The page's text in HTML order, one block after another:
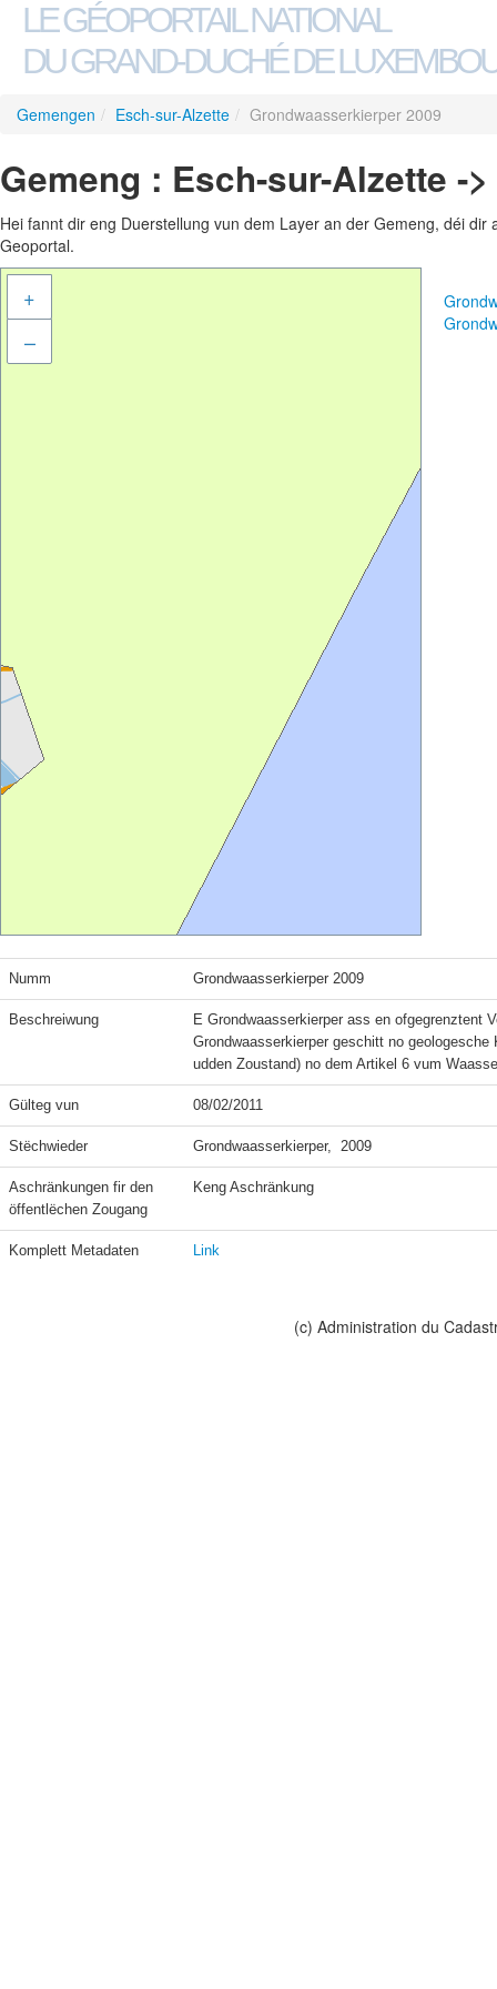
LE GÉOPORTAIL NATIONAL
DU GRAND-DUCHÉ DE
Gemengen / Esch-sur-Alzette / Grondwaasserkierper 2009
Gemeng : Esch-sur-Alzette -
Hei fannt dir eng Duerstellung vun dem Layer an der Gemeng, déi
Geoportal.
+
–
Numm Grondwaasserkierper 2009
Beschreiwung
E Grondwaasserkierper ass en ofgegrenztent
Grondwaasserkierper geschitt no
udden Zoustand) no dem Artikel 6 vum
Gülteg vun 08/02/2011
Stëchwieder Grondwaasserkierper,  2009
Aschränkungen fir den
öffentlëchen Zougang
Keng Aschränkung
Komplett Metadaten Link
(c) Administration du